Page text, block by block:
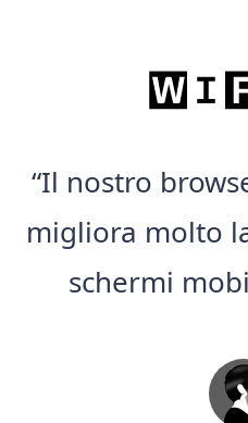
“Il nostro
migliora molto
schermi